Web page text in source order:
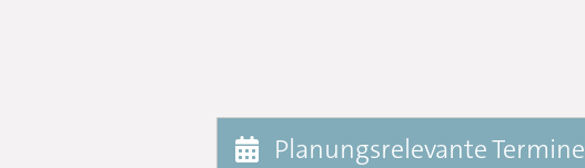
Planungsrelevante Termine